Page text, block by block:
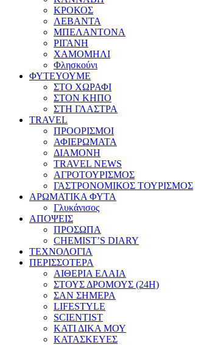
ΚΡΟΚΟΣ
ΛΕΒΑΝΤΑ
ΜΠΕΛΑΝΤΟΝΑ
ΡΙΓΑΝΗ
ΧΑΜΟΜΗΛΙ
Φλησκούνι
ΦΥΤΕΥΟΥΜΕ
ΣΤΟ ΧΩΡΑΦΙ
ΣΤΟΝ ΚΗΠΟ
ΣΤΗ ΓΛΑΣΤΡΑ
TRAVEL
ΠΡΟΟΡΙΣΜΟΙ
ΑΦΙΕΡΩΜΑΤΑ
ΔΙΑΜΟΝΗ
TRAVEL NEWS
ΑΓΡΟΤΟΥΡΙΣΜΟΣ
ΓΑΣΤΡΟΝΟΜΙΚΟΣ ΤΟΥΡΙΣΜΟΣ
ΑΡΩΜΑΤΙΚΑ ΦΥΤΑ
Γλυκάνισος
ΑΠΟΨΕΙΣ
ΠΡΟΣΩΠΑ
CHEMIST’S DIARY
ΤΕΧΝΟΛΟΓΙΑ
ΠΕΡΙΣΣΟΤΕΡΑ
ΑΙΘΕΡΙΑ ΕΛΑΙΑ
ΣΤΟΥΣ ΔΡΟΜΟΥΣ (24H)
ΣΑΝ ΣΗΜΕΡΑ
LIFESTYLE
SCIENTIST
ΚΑΤΙ ΔΙΚΑ ΜΟΥ
ΚΑΤΑΣΚΕΥΕΣ